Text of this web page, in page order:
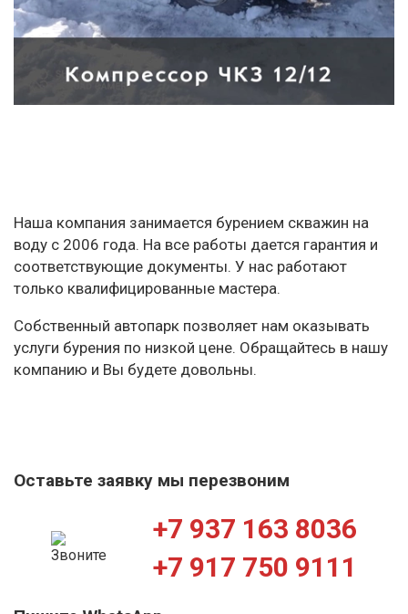
Наша компания занимается бурением скважин на
воду с 2006 года. На все работы дается гарантия и
соответствующие документы. У нас работают
только квалифицированные мастера.
Собственный автопарк позволяет нам оказывать
услуги бурения по низкой цене. Обращайтесь в нашу
компанию и Вы будете довольны.
Оставьте заявку мы перезвоним
+7 937 163 8036
+7 917 750 9111